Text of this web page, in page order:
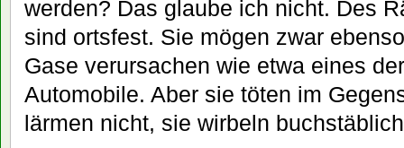
werden? Das glaube ich nicht. Des
sind ortsfest. Sie mögen zwar
Gase verursachen wie etwa eines
Automobile. Aber sie töten im
lärmen nicht, sie wirbeln